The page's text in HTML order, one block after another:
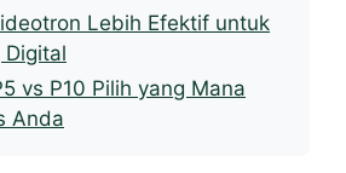
Lebih Efektif untuk
vs P10 Pilih yang Mana
Anda